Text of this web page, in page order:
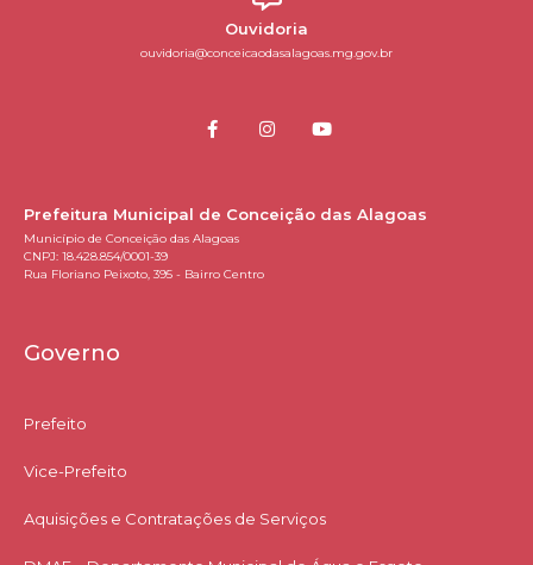
Ouvidoria
ouvidoria@conceicaodasalagoas.mg.gov.br
Prefeitura Municipal de Conceição das Alagoas
Município de Conceição das Alagoas
CNPJ: 18.428.854/0001-39
Rua Floriano Peixoto, 395 - Bairro Centro
Governo
Prefeito
Vice-Prefeito
Aquisições e Contratações de Serviços​